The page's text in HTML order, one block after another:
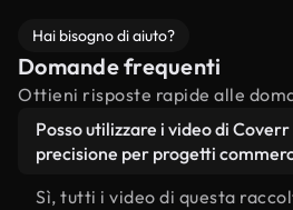
Hai bisogno di aiuto?
Domande frequenti
Ottieni risposte rapide alle
Posso utilizzare i video di
precisione per progetti
Sì, tutti i video di questa